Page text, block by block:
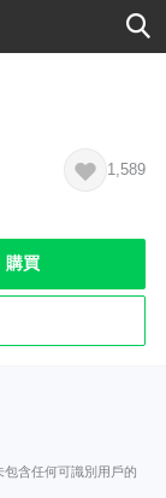
1,589
購買
含任何可識別用戶的